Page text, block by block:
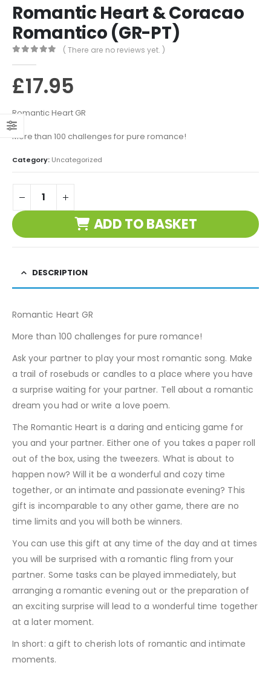
Romantic Heart & Coracao
Romantico (GR-PT)
( There are no reviews yet. )
£17.95
Romantic Heart GR
More than 100 challenges for pure romance!
Category: Uncategorized
ADD TO BASKET
DESCRIPTION
Romantic Heart GR
More than 100 challenges for pure romance!
Ask your partner to play your most romantic song. Make
a trail of rosebuds or candles to a place where you have
a surprise waiting for your partner. Tell about a romantic
dream you had or write a love poem.
The Romantic Heart is a daring and enticing game for
you and your partner. Either one of you takes a paper roll
out of the box, using the tweezers. What is about to
happen now? Will it be a wonderful and cozy time
together, or an intimate and passionate evening? This
gift is incomparable to any other game, there are no
time limits and you will both be winners.
You can use this gift at any time of the day and at times
you will be surprised with a romantic fling from your
partner. Some tasks can be played immediately, but
arranging a romantic evening out or the preparation of
an exciting surprise will lead to a wonderful time together
at a later moment.
In short: a gift to cherish lots of romantic and intimate
moments.